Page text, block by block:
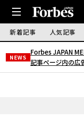
新着記事 人気記事
NEWS
Forbes JAPAN
記事ページ内の広